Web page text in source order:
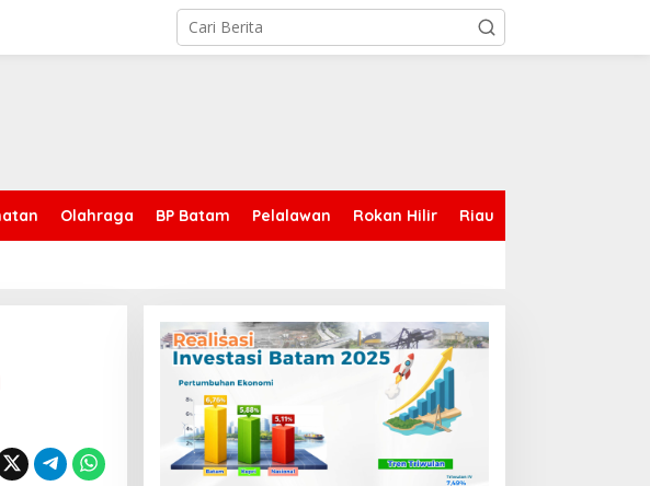
Olahraga BP Batam Pelalawan Rokan Hilir Riau